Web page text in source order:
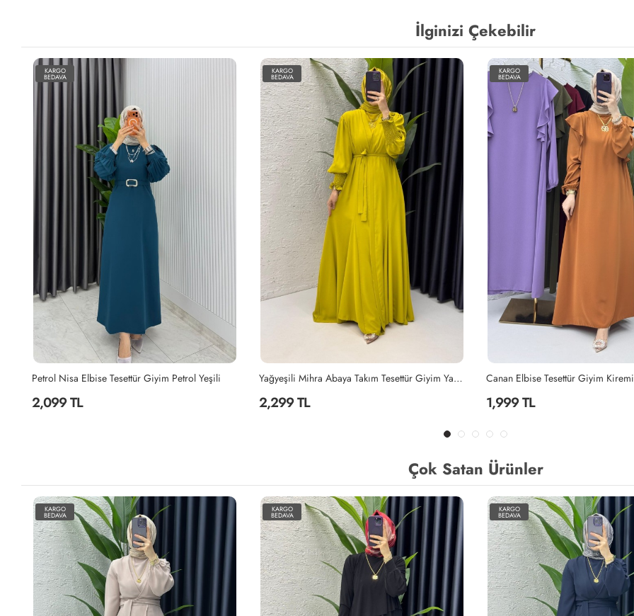
İlginizi Çekebilir
KARGO
BEDAVA
2,299 TL
KARGO
BEDAVA
Canan Elbise Tesettür Giyim Kiremit
1,999 TL
KARGO
BEDAVA
Lila Mihra Abaya Takım Tesettür
2,299 TL
Çok Satan Ürünler
KARGO
BEDAVA
KARGO
BEDAVA
KARGO
BEDAVA